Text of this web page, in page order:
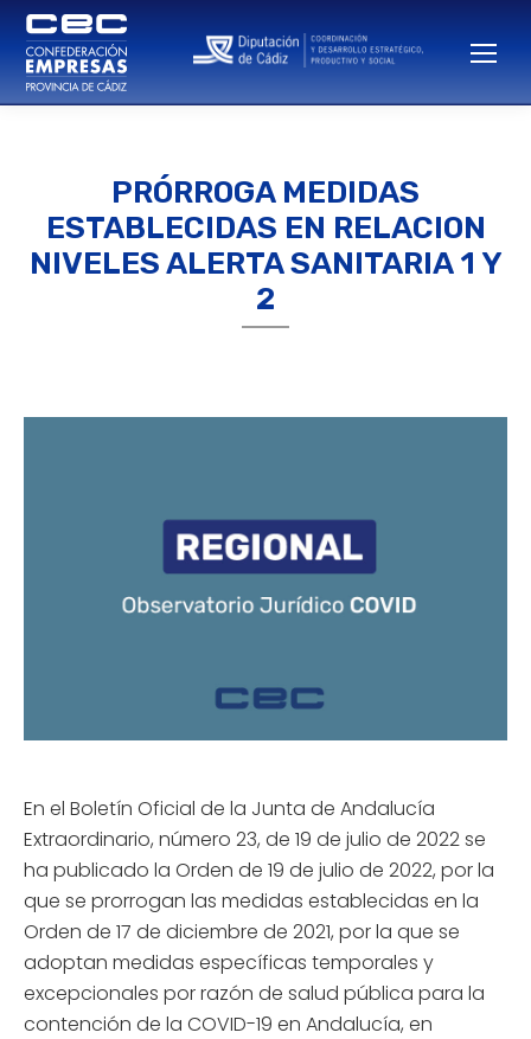
PRÓRROGA MEDIDAS
ESTABLECIDAS EN RELACION
NIVELES ALERTA SANITARIA 1 Y
2
En el Boletín Oficial de la Junta de Andalucía
Extraordinario, número 23, de 19 de julio de 2022 se
ha publicado la Orden de 19 de julio de 2022, por la
que se prorrogan las medidas establecidas en la
Orden de 17 de diciembre de 2021, por la que se
adoptan medidas específicas temporales y
excepcionales por razón de salud pública para la
contención de la COVID-19 en Andalucía, en